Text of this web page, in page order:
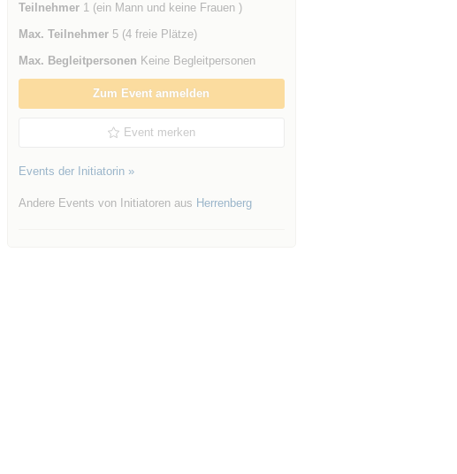
Teilnehmer1 (ein Mann und keine Frauen )
Max. Teilnehmer5 (4 freie Plätze)
Max. Begleitpersonen Keine Begleitpersonen
Zum Event anmelden
Event merken
Events der Initiatorin »
Andere Events von Initiatoren aus Herrenberg